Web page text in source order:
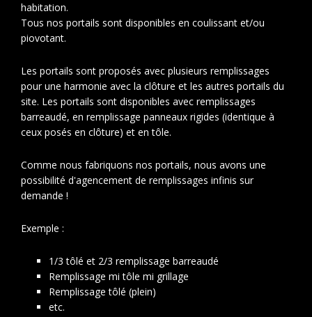
habitation.
Tous nos portails sont disponibles en coulissant et/ou
piovotant.
Les portails sont proposés avec plusieurs remplissages
pour une harmonie avec la clôture et les autres portails du
site. Les portails sont disponibles avec remplissages
barreaudé, en remplissage panneaux rigides (identique à
ceux posés en clôture) et en tôle.
Comme nous fabriquons nos portails, nous avons une
possibilité d'agencement de remplissages infinis sur
demande !
Exemple :
1/3 tôlé et 2/3 remplissage barreaudé
Remplissage mi tôle mi grillage
Remplissage tôlé (plein)
etc.